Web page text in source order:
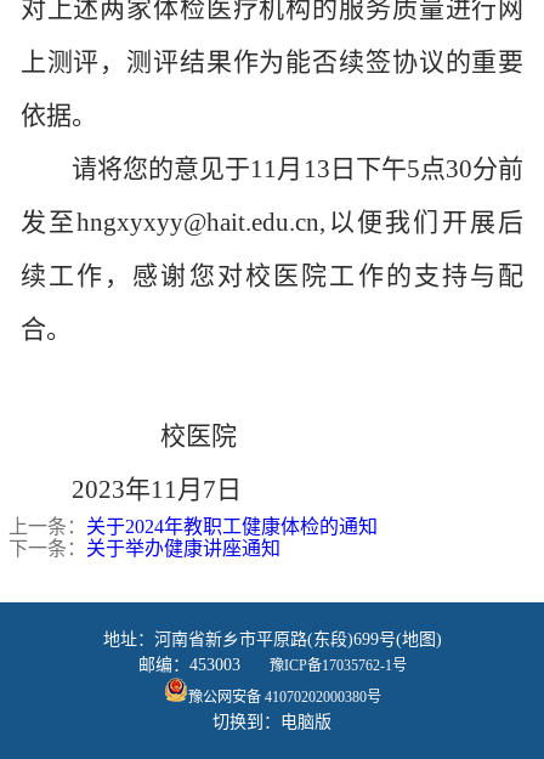
对上述两家体检医疗机构的服务质量进行网
上测评，测评结果作为能否续签协议的重要
依据。
请将您的意见于11月13日下午5点30分前
发至hngxyxyy@hait.edu.cn,以便我们开展后
续工作，感谢您对校医院工作的支持与配
合。
校医院
2023年11月7日
上一条： 关于2024年教职工健康体检的通知
下一条： 关于举办健康讲座通知
地址：河南省新乡市平原路(东段)699号(地图)
邮编：453003 豫ICP备17035762-1号
豫公网安备 41070202000380号
切换到：电脑版